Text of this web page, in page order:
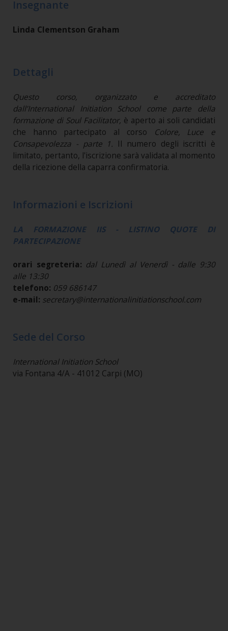
Insegnante
Linda Clementson Graham
Dettagli
Questo corso, organizzato e accreditato
dall’International Initiation School come parte della
formazione di Soul Facilitator, è aperto ai soli candidati
che hanno partecipato al corso
Colore, Luce e
Consapevolezza - parte 1. Il numero degli iscritti è
limitato, pertanto, l'iscrizione sarà validata al momento
della ricezione della caparra confirmatoria.
Informazioni e Iscrizioni
LA FORMAZIONE IIS - LISTINO QUOTE DI
PARTECIPAZIONE
orari segreteria: dal Lunedì al Venerdì - dalle 9:30
alle 13:30
telefono: 059 686147
e-mail: secretary@internationalinitiationschool.com
Sede del Corso
International Initiation School
via Fontana 4/A - 41012 Carpi (MO)